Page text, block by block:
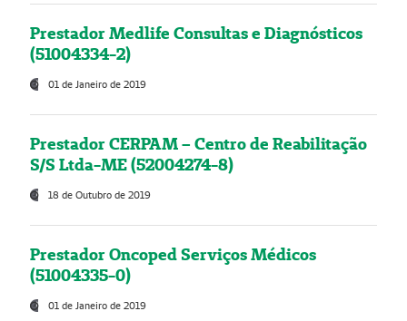
Prestador Medlife Consultas e Diagnósticos
(51004334-2)
01 de Janeiro de 2019
Prestador CERPAM – Centro de Reabilitação
S/S Ltda-ME (52004274-8)
18 de Outubro de 2019
Prestador Oncoped Serviços Médicos
(51004335-0)
01 de Janeiro de 2019